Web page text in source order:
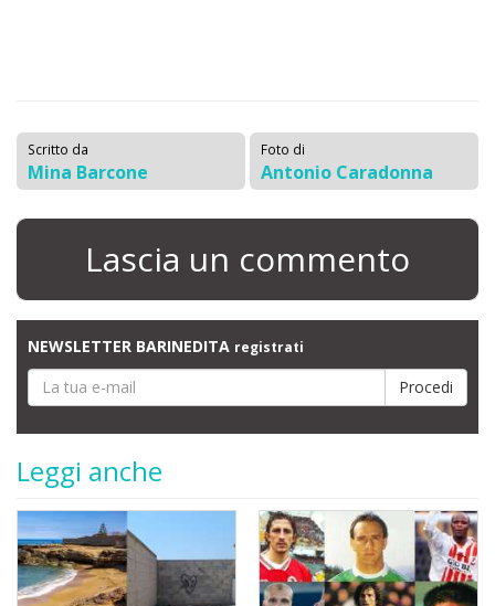
Scritto da
Mina Barcone
Foto di
Antonio Caradonna
Lascia un commento
NEWSLETTER BARINEDITA registrati
Leggi anche